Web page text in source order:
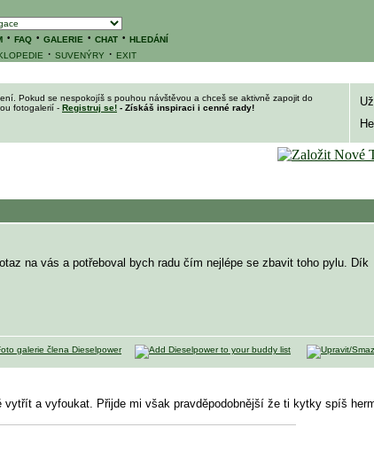
· FAQ· GALERIE · CHAT· HLEDÁNÍ
· SUVENÝRY · EXIT
Pokud se nespokojíš s pouhou návštěvou a chceš se aktivně zapojit do
fotogalerií - Registruj se! - Získáš inspiraci i cenné rady!
na vás a potřeboval bych radu čím nejlépe se zbavit toho pylu. Dík
a vyfoukat. Přijde mi však pravděpodobnější že ti kytky spíš